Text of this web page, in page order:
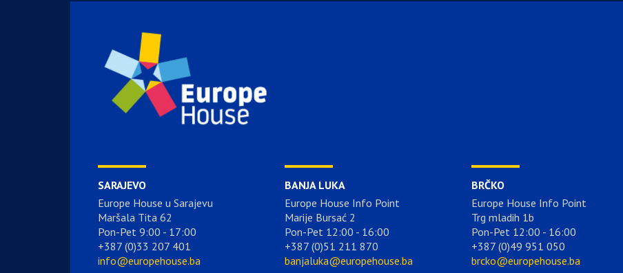
SARAJEVO
Europe House u Sarajevu
Maršala Tita 62
Pon-Pet 9:00 - 17:00
+387 (0)33 207 401
info@europehouse.ba
BANJA LUKA
Europe House Info Point
Marije Bursać 2
Pon-Pet 12:00 - 16:00
+387 (0)51 211 870
banjaluka@europehouse.ba
BRČKO
Europe House Info Point
Trg mladih 1b
Pon-Pet 12:00 - 16:00
+387 (0)49 951 050
brcko@europehouse.ba